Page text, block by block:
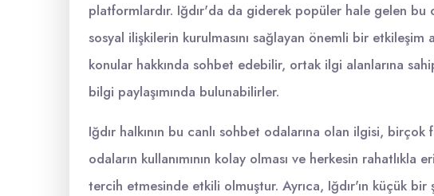
platformlardır. Iğdır'da da giderek popüler hale gelen bu
sosyal ilişkilerin kurulmasını sağlayan önemli bir etkileşim
konular hakkında sohbet edebilir, ortak ilgi alanlarına
bilgi paylaşımında bulunabilirler.
Iğdır halkının bu canlı sohbet odalarına olan ilgisi,
odaların kullanımının kolay olması ve herkesin rahatlıkla
tercih etmesinde etkili olmuştur. Ayrıca, Iğdır'ın küçük bir